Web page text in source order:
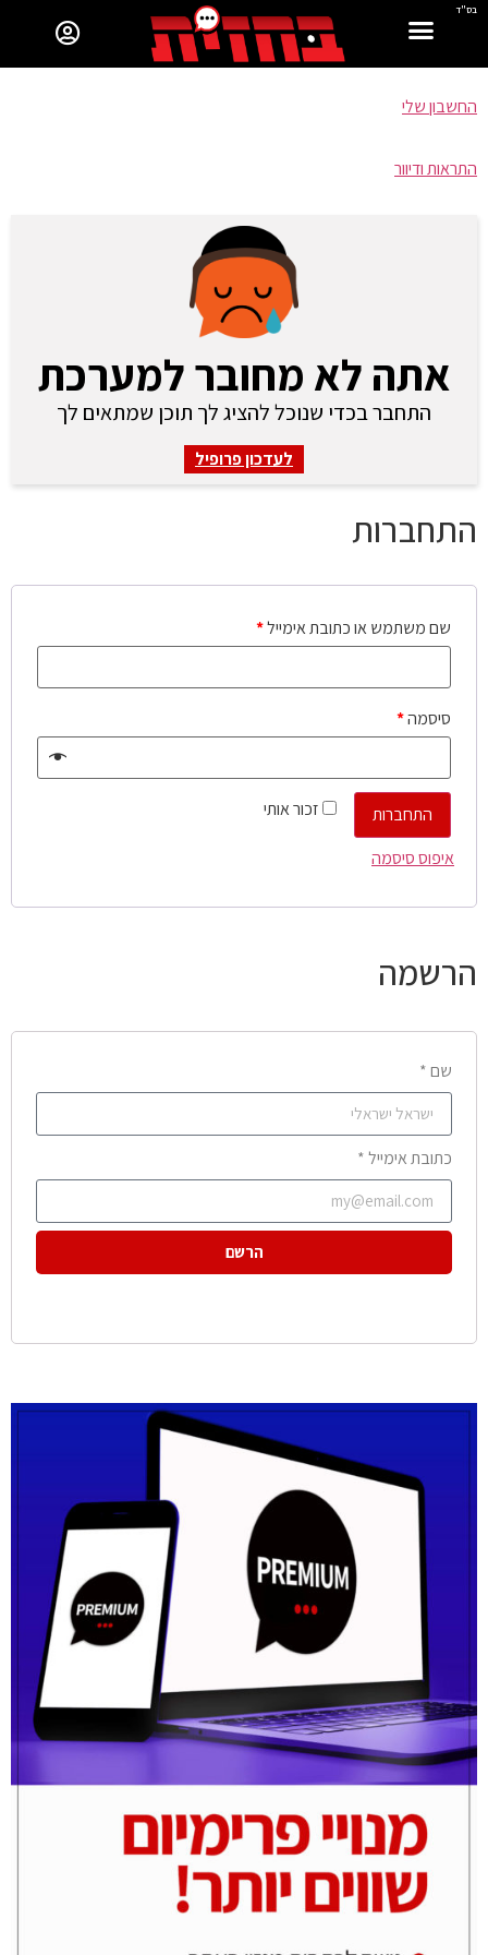
בס"ד
החשבון שלי
התראות ודיוור
אתה לא מחובר למערכת
התחבר בכדי שנוכל להציג לך תוכן שמתאים לך
לעדכון פרופיל
התחברות
שם משתמש או כתובת אימייל*
סיסמה*
זכור אותי
התחברות
איפוס סיסמה
הרשמה
שם *
כתובת אימייל *
הרשם